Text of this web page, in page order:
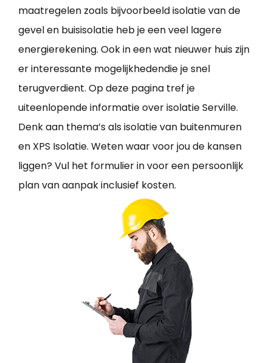
maatregelen zoals bijvoorbeeld isolatie van de
gevel en buisisolatie heb je een veel lagere
energierekening. Ook in een wat nieuwer huis zijn
er interessante mogelijkhedendie je snel
terugverdient. Op deze pagina tref je
uiteenlopende informatie over isolatie Serville.
Denk aan thema’s als isolatie van buitenmuren
en XPS Isolatie. Weten waar voor jou de kansen
liggen? Vul het formulier in voor een persoonlijk
plan van aanpak inclusief kosten.